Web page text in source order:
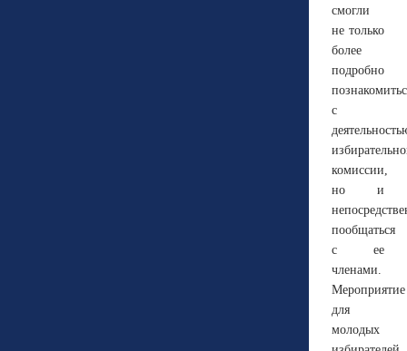
смогли
не только
более
подробно
с
комиссии,
но и
пообщаться
с ее
членами.
Мероприятие
для
молодых